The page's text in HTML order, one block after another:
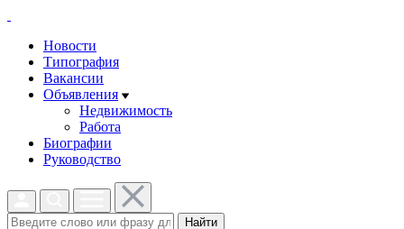
Новости
Типография
Вакансии
Объявления
Недвижимость
Работа
Биографии
Руководство
Найти